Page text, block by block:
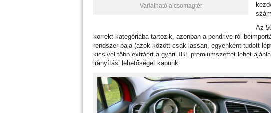
Variálható a csomagtér
Az
korrekt kategóriába tartozik, azonban a pendrive-ról
rendszer baja (azok között csak lassan, egyenként tudott
kicsivel több extráért a gyári JBL prémiumszettet lehet
irányítási lehetőséget kapunk.